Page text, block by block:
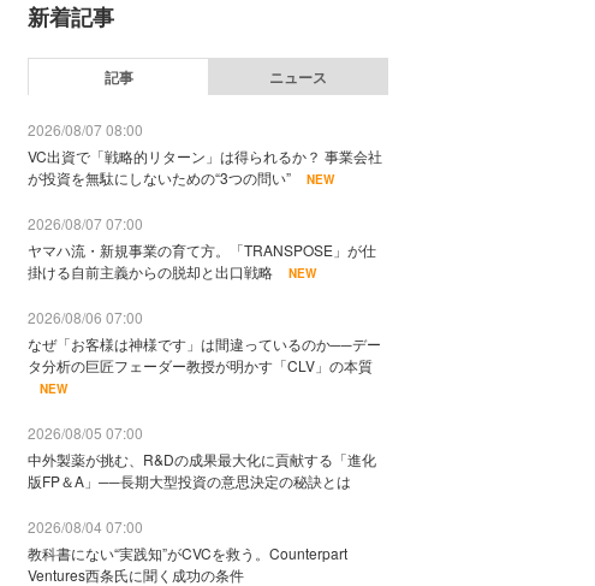
新着記事
記事 ニュース
2026/08/07 08:00
VC出資で「戦略的リターン」は得られるか？ 事業会社
が投資を無駄にしないための“3つの問い”
NEW
2026/08/07 07:00
ヤマハ流・新規事業の育て方。「TRANSPOSE」が仕
掛ける自前主義からの脱却と出口戦略
NEW
2026/08/06 07:00
なぜ「お客様は神様です」は間違っているのか──デー
タ分析の巨匠フェーダー教授が明かす「CLV」の本質
NEW
2026/08/05 07:00
中外製薬が挑む、R&Dの成果最大化に貢献する「進化
版FP＆A」──長期大型投資の意思決定の秘訣とは
2026/08/04 07:00
教科書にない“実践知”がCVCを救う。Counterpart
Ventures西条氏に聞く成功の条件